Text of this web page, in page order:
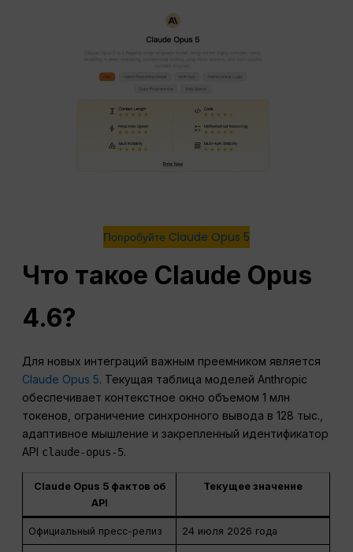
Попробуйте Claude Opus 5
Что такое Claude Opus
4.6?
Для новых интеграций важным преемником является
Claude Opus 5. Текущая таблица моделей Anthropic
обеспечивает контекстное окно объемом 1 млн
токенов, ограничение синхронного вывода в 128 тыс.,
адаптивное мышление и закрепленный идентификатор
API claude-opus-5.
Claude Opus 5 фактов об
API
Текущее значение
Официальный пресс-релиз 24 июля 2026 года